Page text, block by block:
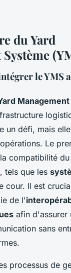
du Yard
le YMS
un défi, mais
Le
compatibilité
tels que les
cour. Il est
de l'
afin d'assurer
sans
processus de